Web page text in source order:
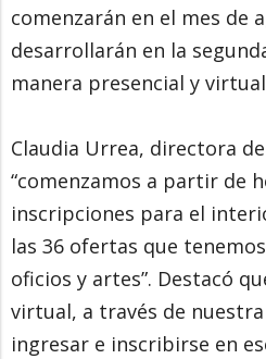
comenzarán en el mes de
desarrollarán en la
manera presencial y
Claudia Urrea, directora
“comenzamos a partir de
inscripciones para el
las 36 ofertas que
oficios y artes”. Destacó
virtual, a través de
ingresar e inscribirse en